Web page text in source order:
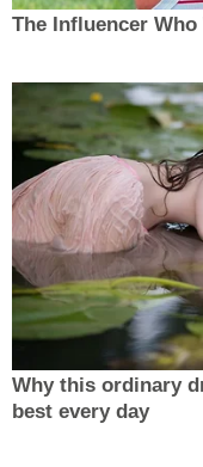
The Influencer
Why this ordinary
best every day